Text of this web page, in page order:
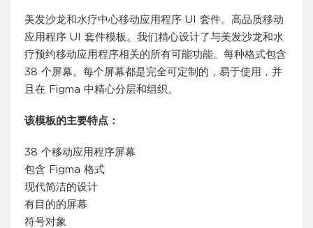
美发沙龙和水疗中心移动应用程序 UI 套件。高品质移动
应用程序 UI 套件模板。我们精心设计了与美发沙龙和水
疗预约移动应用程序相关的所有可能功能。每种格式包含
38 个屏幕。每个屏幕都是完全可定制的，易于使用，并
且在 Figma 中精心分层和组织。
该模板的主要特点：
38 个移动应用程序屏幕
包含 Figma 格式
现代简洁的设计
有目的的屏幕
符号对象